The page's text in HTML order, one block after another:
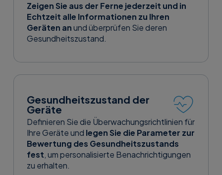
Zeigen Sie aus der Ferne jederzeit und in
Echtzeit alle Informationen zu Ihren
Geräten anund überprüfen Sie deren
Gesundheitszustand.
Gesundheitszustand der
Geräte
Definieren Sie die Überwachungsrichtlinien für
Ihre Geräte und legen Sie die Parameter zur
Bewertung des Gesundheitszustands
fest, um personalisierte Benachrichtigungen
zu erhalten.